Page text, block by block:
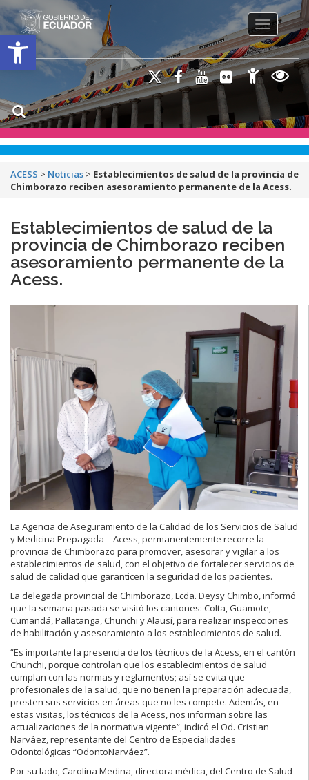
Open toolbar
Toggle
ACESS > Noticias > Establecimientos de salud de la provincia de
Chimborazo reciben asesoramiento permanente de la Acess.
Establecimientos de salud de la
provincia de Chimborazo reciben
asesoramiento permanente de la
Acess.
La Agencia de Aseguramiento de la Calidad de los Servicios de Salud
y Medicina Prepagada – Acess, permanentemente recorre la
provincia de Chimborazo para promover, asesorar y vigilar a los
establecimientos de salud, con el objetivo de fortalecer servicios de
salud de calidad que garanticen la seguridad de los pacientes.
La delegada provincial de Chimborazo, Lcda. Deysy Chimbo, informó
que la semana pasada se visitó los cantones: Colta, Guamote,
Cumandá, Pallatanga, Chunchi y Alausí, para realizar inspecciones
de habilitación y asesoramiento a los establecimientos de salud.
“Es importante la presencia de los técnicos de la Acess, en el cantón
Chunchi, porque controlan que los establecimientos de salud
cumplan con las normas y reglamentos; así se evita que
profesionales de la salud, que no tienen la preparación adecuada,
presten sus servicios en áreas que no les compete. Además, en
estas visitas, los técnicos de la Acess, nos informan sobre las
actualizaciones de la normativa vigente”, indicó el Od. Cristian
Narváez, representante del Centro de Especialidades
Odontológicas “OdontoNarváez”.
Por su lado, Carolina Medina, directora médica, del Centro de Salud